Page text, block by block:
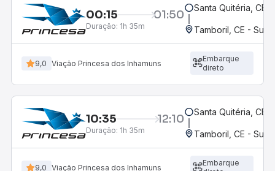
00:15 01:50
Duração: 1h 35m
Santa Quitéria, CE
Tamboril, CE -
9,0 Viação Princesa dos Inhamuns
Embarque
direto
10:35 12:10
Duração: 1h 35m
Santa Quitéria, CE
Tamboril, CE -
9,0 Viação Princesa dos Inhamuns
Embarque